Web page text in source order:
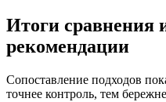
Итоги сравнения
рекомендации
Сопоставление подходов
точнее контроль, тем